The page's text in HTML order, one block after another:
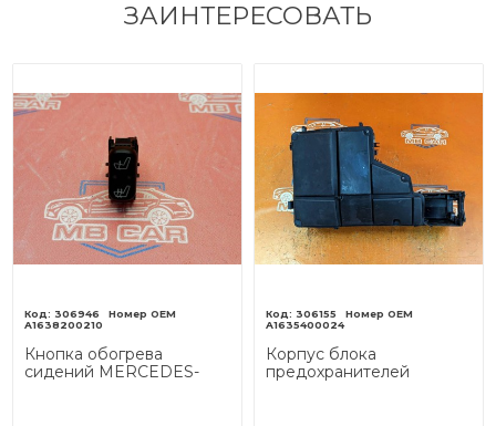
ЗАИНТЕРЕСОВАТЬ
306946
A1638200210
Кнопка обогрева
сидений MERCEDES-
306155
A1635400024
Корпус блока
предохранителей